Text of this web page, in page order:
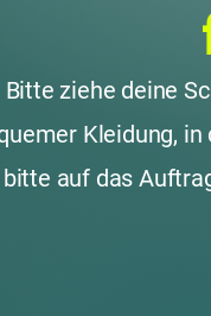
Bitte ziehe deine
Kleidung,
auf das